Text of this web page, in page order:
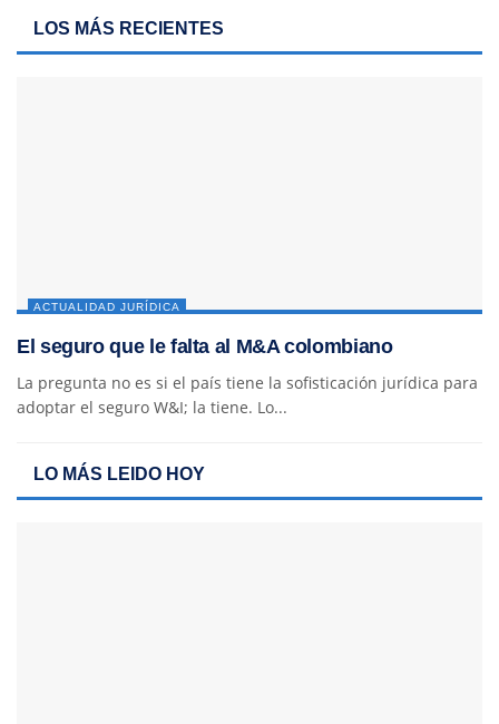
LOS MÁS RECIENTES
ACTUALIDAD JURÍDICA
El seguro que le falta al M&A colombiano
La pregunta no es si el país tiene la sofisticación jurídica para
adoptar el seguro W&I; la tiene. Lo...
LO MÁS LEIDO HOY